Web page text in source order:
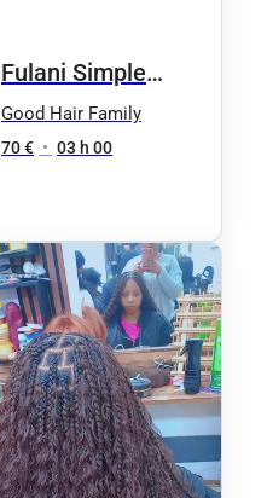
Fulani Simple
Knotless
Good Hair Family
70 € • 03 h 00